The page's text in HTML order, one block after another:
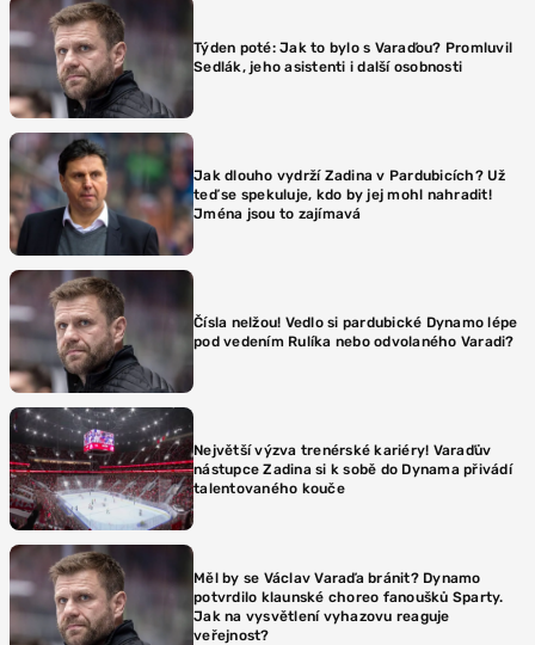
Týden poté: Jak to bylo s Varaďou? Promluvil
Sedlák, jeho asistenti i další osobnosti
Jak dlouho vydrží Zadina v Pardubicích? Už
teď se spekuluje, kdo by jej mohl nahradit!
Jména jsou to zajímavá
Čísla nelžou! Vedlo si pardubické Dynamo lépe
pod vedením Rulíka nebo odvolaného Varadi?
Největší výzva trenérské kariéry! Varaďův
nástupce Zadina si k sobě do Dynama přivádí
talentovaného kouče
Měl by se Václav Varaďa bránit? Dynamo
potvrdilo klaunské choreo fanoušků Sparty.
Jak na vysvětlení vyhazovu reaguje
veřejnost?